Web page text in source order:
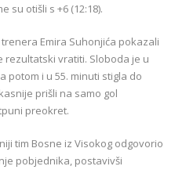
su otišli s +6 (12:18).
Emira Suhonjića pokazali
rezultatski vratiti. Sloboda je u
potom i u 55. minuti stigla do
prišli na samo gol
preokret.
tim Bosne iz Visokog odgovorio
pobjednika, postavivši